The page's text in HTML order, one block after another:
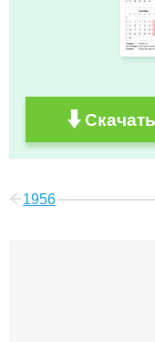
Скачать
1956